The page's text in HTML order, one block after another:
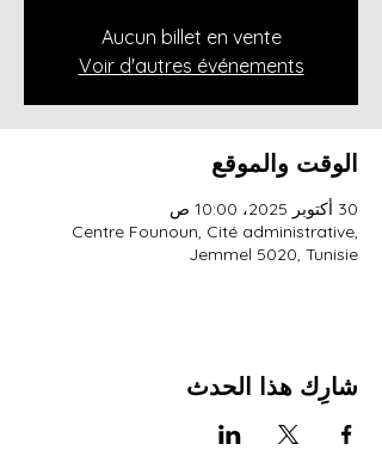
Aucun billet en vente
Voir d'autres événements
الوقت والموقع
30 أكتوبر 2025، 10:00 ص
Centre Founoun, Cité administrative,
Jemmel 5020, Tunisie
شارِك هذا الحدث